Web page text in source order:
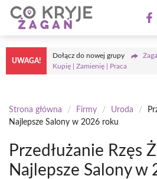
Przejdź
treści
UWAGA!
Dołącz do nowej grupy
Kupię | Zamienię | Praca
Strona główna / Firmy / Uroda /
Najlepsze Salony w 2026 roku
Przedłużanie Rzęs
Najlepsze Salony w